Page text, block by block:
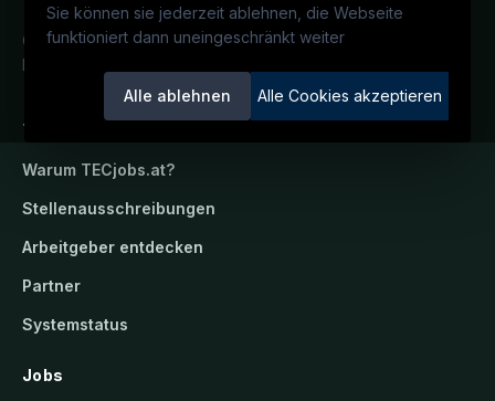
Sie können sie jederzeit ablehnen, die Webseite
funktioniert dann uneingeschränkt weiter
Alle ablehnen Alle Cookies akzeptieren
Österreichs technisches Karriereportal.
Ein Service der candidatis GmbH.
TECjobs.at
Warum TECjobs.at?
Stellenausschreibungen
Arbeitgeber entdecken
Partner
Systemstatus
Jobs